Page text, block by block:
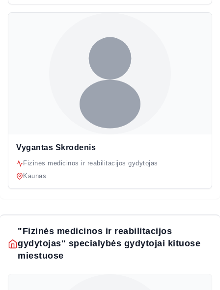
Vygantas Skrodenis
Fizinės medicinos ir reabilitacijos gydytojas
Kaunas
"Fizinės medicinos ir reabilitacijos
gydytojas" specialybės gydytojai kituose
miestuose